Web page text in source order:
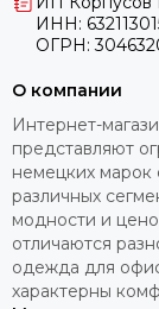
ИНН:
ОГРН:
О компании
Интернет-
представляют
немецких
различных
модности и
отличаются
одежда для
характерны